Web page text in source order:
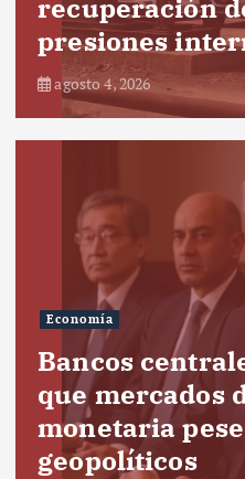
recuperación
presiones
agosto 4, 2026
Economía
Bancos
que mercados
monetaria
geopolíticos